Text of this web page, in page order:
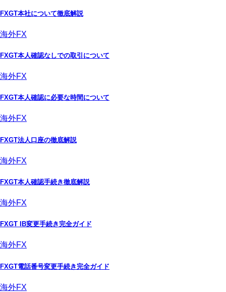
FXGT本社について徹底解説
海外FX
FXGT本人確認なしでの取引について
海外FX
FXGT本人確認に必要な時間について
海外FX
FXGT法人口座の徹底解説
海外FX
FXGT本人確認手続き徹底解説
海外FX
FXGT IB変更手続き完全ガイド
海外FX
FXGT電話番号変更手続き完全ガイド
海外FX